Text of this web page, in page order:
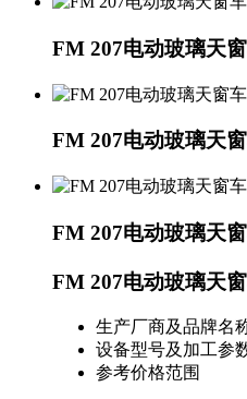
FM 207电动玻璃天
FM 207电动玻璃天
FM 207电动玻璃天
FM 207电动玻璃天
生产厂商及品牌名
设备型号及加工参
参考价格范围